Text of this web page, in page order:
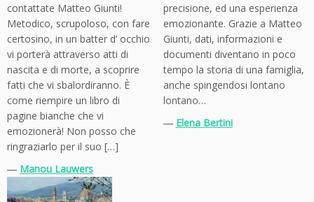
contattate Matteo Giunti!
Metodico, scrupoloso, con fare
certosino, in un batter d’ occhio
vi porterà attraverso atti di
nascita e di morte, a scoprire
fatti che vi sbalordiranno. È
come riempire un libro di
pagine bianche che vi
emozionerà! Non posso che
ringraziarlo per il suo […]
― Manou Lauwers
precisione, ed una esperienza
emozionante. Grazie a Matteo
Giunti, dati, informazioni e
documenti diventano in poco
tempo la storia di una famiglia,
anche spingendosi lontano
lontano…
― Elena Bertini